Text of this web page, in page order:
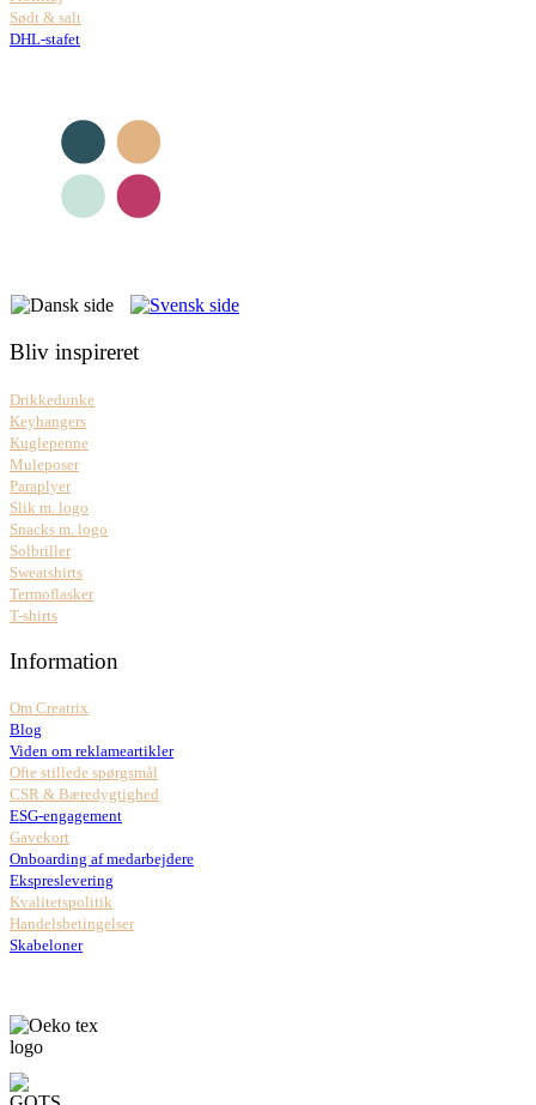
Sødt & salt
DHL-stafet
Bliv inspireret
Drikkedunke
Keyhangers
Kuglepenne
Muleposer
Paraplyer
Slik m. logo
Snacks m. logo
Solbriller
Sweatshirts
Termoflasker
T-shirts
Information
Om Creatrix
Blog
Viden om reklameartikler
Ofte stillede spørgsmål
CSR & Bæredygtighed
ESG-engagement
Gavekort
Onboarding af medarbejdere
Ekspreslevering
Kvalitetspolitik
Handelsbetingelser
Skabeloner